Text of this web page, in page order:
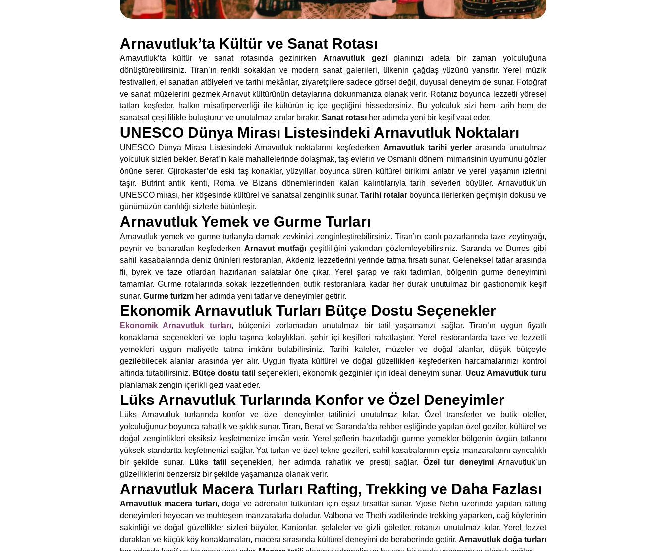
Arnavutluk’ta Kültür ve Sanat Rotası
Arnavutluk’ta kültür ve sanat rotasında gezinirken Arnavutluk geziplanınızı adeta bir zaman yolculuğuna
dönüştürebilirsiniz. Tiran’ın renkli sokakları ve modern sanat galerileri, ülkenin çağdaş yüzünü yansıtır. Yerel müzik
festivalleri, el sanatları atölyeleri ve tarihi mekânlar, ziyaretçilere sadece görsel değil, duyusal deneyim de sunar. Fotoğraf
ve sanat müzelerini gezmek Arnavut kültürünün detaylarına dokunmanıza olanak verir. Rotanız boyunca lezzetli yöresel
tatları keşfeder, halkın misafirperverliği ile kültürün iç içe geçtiğini hissedersiniz. Bu yolculuk sizi hem tarih hem de
sanatsal çeşitlilikle buluşturur ve unutulmaz anılar bırakır. Sanat rotası her adımda yeni bir keşif vaat eder.
UNESCO Dünya Mirası Listesindeki Arnavutluk Noktaları
UNESCO Dünya Mirası Listesindeki Arnavutluk noktalarını keşfederken Arnavutluk tarihi yerlerarasında unutulmaz
yolculuk sizleri bekler. Berat’in kale mahallelerinde dolaşmak, taş evlerin ve Osmanlı dönemi mimarisinin uyumunu gözler
önüne serer. Gjirokaster’de eski taş konaklar, yüzyıllar boyunca süren kültürel birikimi anlatır ve yerel yaşamın izlerini
taşır. Butrint antik kenti, Roma ve Bizans dönemlerinden kalan kalıntılarıyla tarih severleri büyüler. Arnavutluk’un
UNESCO mirası, her köşesinde kültürel ve sanatsal zenginlik sunar. Tarihi rotalar boyunca ilerlerken geçmişin dokusu ve
günümüzün canlılığı sizlerle bütünleşir.
Arnavutluk Yemek ve Gurme Turları
Arnavutluk yemek ve gurme turlarıyla damak zevkinizi zenginleştirebilirsiniz. Tiran’ın canlı pazarlarında taze zeytinyağı,
peynir ve baharatları keşfederken Arnavut mutfağı çeşitliliğini yakından gözlemleyebilirsiniz. Saranda ve Durres gibi
sahil kasabalarında deniz ürünleri restoranları, Akdeniz lezzetlerini yerinde tatma fırsatı sunar. Geleneksel tatlar arasında
fli, byrek ve taze otlardan hazırlanan salatalar öne çıkar. Yerel şarap ve rakı tadımları, bölgenin gurme deneyimini
tamamlar. Gurme rotalarında sokak lezzetlerinden butik restoranlara kadar her durak unutulmaz bir gastronomik keşif
sunar. Gurme turizm her adımda yeni tatlar ve deneyimler getirir.
Ekonomik Arnavutluk Turları Bütçe Dostu Seçenekler
Ekonomik Arnavutluk turları, bütçenizi zorlamadan unutulmaz bir tatil yaşamanızı sağlar. Tiran’ın uygun fiyatlı
konaklama seçenekleri ve toplu taşıma kolaylıkları, şehir içi keşifleri rahatlaştırır. Yerel restoranlarda taze ve lezzetli
yemekleri uygun maliyetle tatma imkânı bulabilirsiniz. Tarihi kaleler, müzeler ve doğal alanlar, düşük bütçeyle
gezilebilecek alanlar arasında yer alır. Uygun fiyata kültürel ve doğal güzellikleri keşfederken harcamalarınızı kontrol
altında tutabilirsiniz. Bütçe dostu tatil seçenekleri, ekonomik gezginler için ideal deneyim sunar. Ucuz Arnavutluk turu
planlamak zengin içerikli gezi vaat eder.
Lüks Arnavutluk Turlarında Konfor ve Özel Deneyimler
Lüks Arnavutluk turlarında konfor ve özel deneyimler tatilinizi unutulmaz kılar. Özel transferler ve butik oteller,
yolculuğunuz boyunca rahatlık ve şıklık sunar. Tiran, Berat ve Saranda’da rehber eşliğinde yapılan özel geziler, kültürel ve
doğal zenginlikleri eksiksiz keşfetmenize imkân verir. Yerel şeflerin hazırladığı gurme yemekler bölgenin özgün tatlarını
yüksek standartta keşfetmenizi sağlar. Yat turları ve özel tekne gezileri, sahil kasabalarının eşsiz manzaralarını ayrıcalıklı
bir şekilde sunar.
Lüks tatil seçenekleri, her adımda rahatlık ve prestij sağlar. Özel tur deneyimiArnavutluk’un
güzelliklerini benzersiz bir şekilde yaşamanıza olanak verir.
Arnavutluk Macera Turları Rafting, Trekking ve Daha Fazlası
Arnavutluk macera turları, doğa ve adrenalin tutkunları için eşsiz fırsatlar sunar. Vjose Nehri üzerinde yapılan rafting
deneyimleri heyecan ve muhteşem manzaralarla doludur. Valbona ve Theth vadilerinde trekking yaparken, dağ köylerinin
sakinliği ve doğal güzellikler sizleri büyüler. Kanionlar, şelaleler ve gizli göletler, rotanızı unutulmaz kılar. Yerel lezzet
durakları ve küçük köy konaklamaları, macera sırasında kültürel deneyimi de beraberinde getirir.Arnavutluk doğa turları